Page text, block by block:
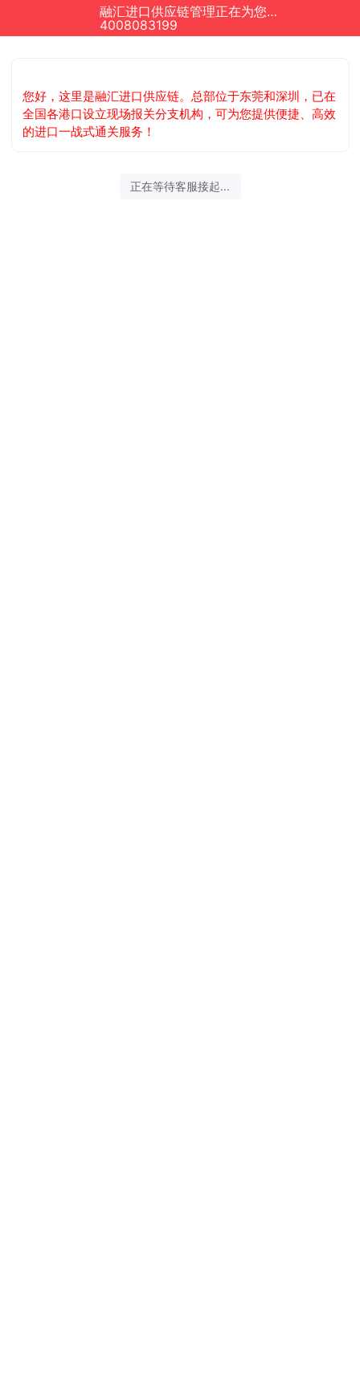
融汇进口供应链管理正在为您服务
4008083199
您好，这里是融汇进口供应链。总部位于东莞和深圳，已在
全国各港口设立现场报关分支机构，可为您提供便捷、高效
的进口一战式通关服务！
正在等待客服接起...